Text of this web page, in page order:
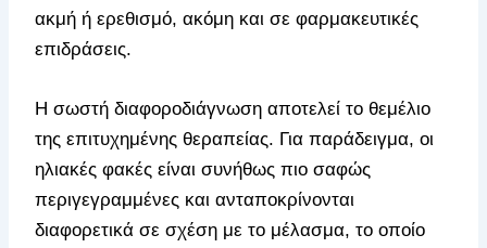
ακμή ή ερεθισμό, ακόμη και σε φαρμακευτικές
επιδράσεις.
Η σωστή διαφοροδιάγνωση αποτελεί το θεμέλιο
της επιτυχημένης θεραπείας. Για παράδειγμα, οι
ηλιακές φακές είναι συνήθως πιο σαφώς
περιγεγραμμένες και ανταποκρίνονται
διαφορετικά σε σχέση με το μέλασμα, το οποίο